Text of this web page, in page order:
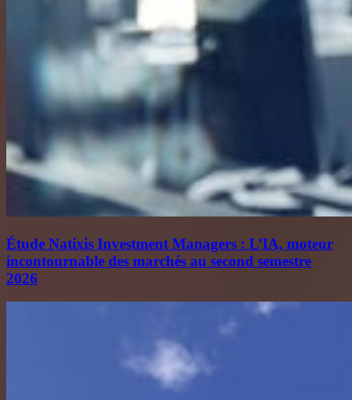
Étude Natixis Investment Managers : L’IA, moteur
incontournable des marchés au second semestre
2026